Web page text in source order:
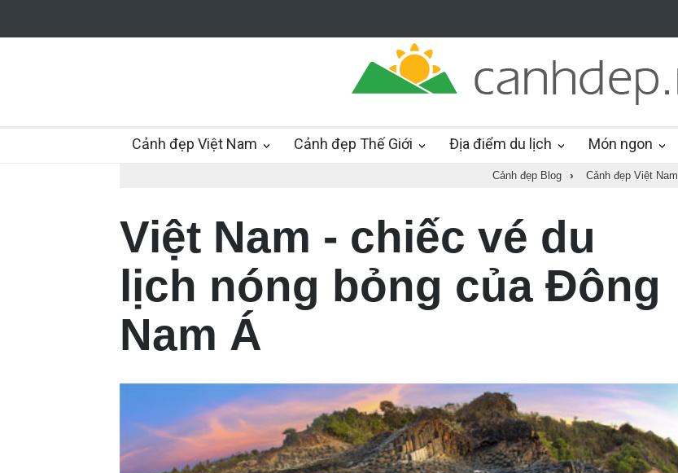
Cảnh đẹp Việt Nam Cảnh đẹp Thế Giới Địa điểm du lịch Món ngon
Cảnh đẹp Blog › Cảnh đẹp Việt Nam
Việt Nam - chiếc vé du
lịch nóng bỏng của Đông
Nam Á